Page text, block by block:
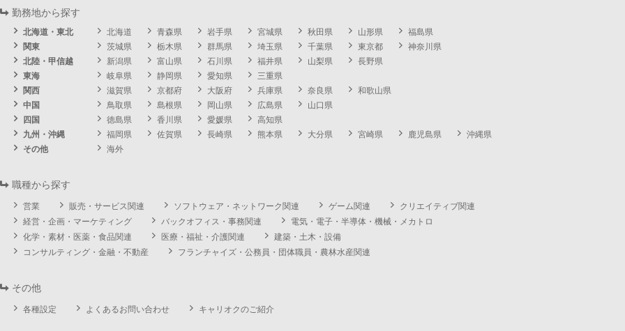
勤務地から探す
北海道・東北 北海道 青森県 岩手県 宮城県 秋田県 山形県
福島県
関東
茨城県 栃木県 群馬県 埼玉県 千葉県 東京都
神奈川県
北陸・甲信越
新潟県 富山県 石川県 福井県 山梨県
長野県
東海
岐阜県 静岡県 愛知県
三重県
関西
滋賀県 京都府 大阪府 兵庫県 奈良県
和歌山県
中国
鳥取県 島根県 岡山県 広島県
山口県
四国
徳島県 香川県 愛媛県
高知県
九州・沖縄
福岡県 佐賀県 長崎県 熊本県 大分県 宮崎県 鹿児島県
沖縄県
その他
海外
職種から探す
営業 販売・サービス関連 ソフトウェア・ネットワーク関連 ゲーム関連
クリエイティブ関連
経営・企画・マーケティング
バックオフィス・事務関連
電気・電子・半導体・機械・メカトロ
化学・素材・医薬・食品関連
医療・福祉・介護関連
建築・土木・設備
コンサルティング・金融・不動産
フランチャイズ・公務員・団体職員・農林水産関連
その他
各種設定 よくあるお問い合わせ キャリオクのご紹介